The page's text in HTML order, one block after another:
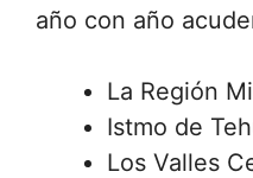
año con año
La Región
Istmo de
Los Valles